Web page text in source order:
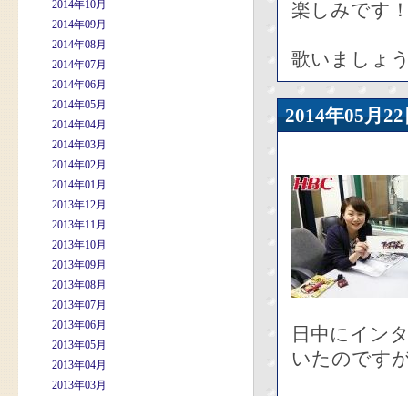
2014年10月
2014年09月
2014年08月
2014年07月
2014年06月
2014年05月
2014年04月
2014年03月
2014年02月
2014年01月
2013年12月
2013年11月
2013年10月
2013年09月
2013年08月
2013年07月
2013年06月
2013年05月
2013年04月
2013年03月
楽しみです
歌いましょ
2014年05
日中にイン
いたのです